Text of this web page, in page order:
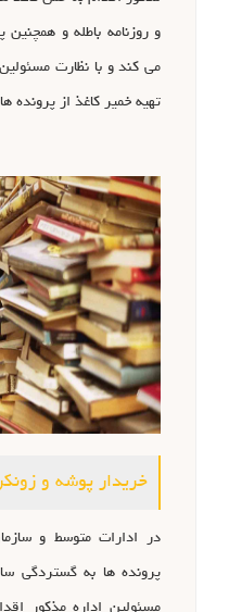
و روزنامه باطله و همچنین
می کند و با نظارت
تهیه خمیر کاغذ از پرونده
خریدار پوشه و
در ادارات متوسط و
پرونده ها به گستردگی
مسئولین اداره مذکور